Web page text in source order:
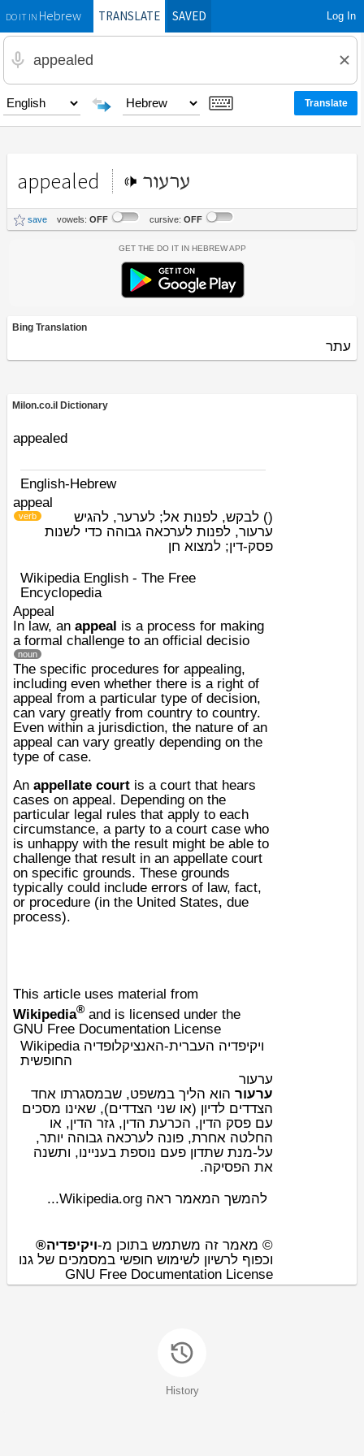
DO IT INHebrewTRANSLATE SAVED Log In
appealed ערעור
save vowels: OFF cursive: OFF
Get the Do It In Hebrew App
Bing Translation
עתר
Milon.co.il Dictionary
appealed
English-Hebrew
appeal
(
verb ) לבקש, לפנות אל; לערער, להגיש
ערעור, לפנות לערכאה גבוהה כדי לשנות
פסק-דין; למצוא חן
Wikipedia English - The Free
Encyclopedia
Appeal
In law, an appeal is a process for making
a formal challenge to an official decisio
noun
The specific procedures for appealing,
including even whether there is a right of
appeal from a particular type of decision,
can vary greatly from country to country.
Even within a jurisdiction, the nature of an
appeal can vary greatly depending on the
type of case.
An appellate court is a court that hears
cases on appeal. Depending on the
particular legal rules that apply to each
circumstance, a party to a court case who
is unhappy with the result might be able to
challenge that result in an appellate court
on specific grounds. These grounds
typically could include errors of law, fact,
or procedure (in the United States, due
process).
This article uses material from
Wikipedia® and is licensed under the
GNU Free Documentation License
Wikipedia ויקיפדיה העברית-האנציקלופדיה
החופשית
ערעור
ערעור הוא הליך במשפט, שבמסגרתו אחד
הצדדים לדיון (או שני הצדדים), שאינו מסכים
עם פסק הדין, הכרעת הדין, גזר הדין, או
החלטה אחרת, פונה לערכאה גבוהה יותר,
על-מנת שתדון פעם נוספת בעניינו, ותשנה
את הפסיקה.
להמשך המאמר ראה Wikipedia.org...
© מאמר זה משתמש בתוכן מ-ויקיפדיה®
וכפוף לרשיון לשימוש חופשי במסמכים של גנו
GNU Free Documentation License
History